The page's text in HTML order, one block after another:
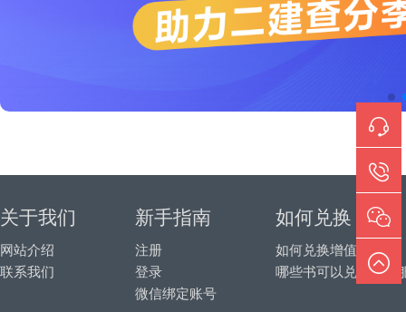
关于我们
网站介绍
联系我们
新手指南
注册
登录
微信绑定账号
如何兑换
如何兑换增值服务
哪些书可以兑换增值